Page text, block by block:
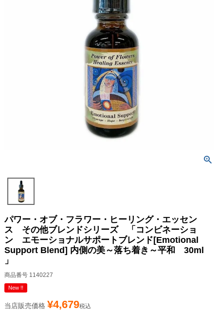
パワー・オブ・フラワー・ヒーリング・エッセン
ス その他ブレンドシリーズ 「コンビネーショ
ン エモーショナルサポートブレンド[Emotional
Support Blend] 内側の美～落ち着き～平和 30ml
」
商品番号 1140227
New !!
当店販売価格 ¥4,679税込